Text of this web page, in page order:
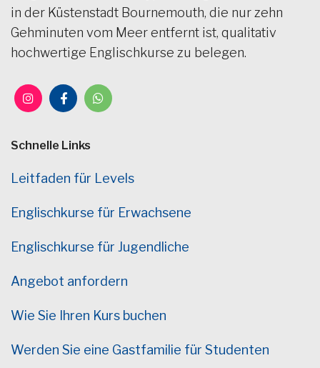
in der Küstenstadt Bournemouth, die nur zehn
Gehminuten vom Meer entfernt ist, qualitativ
hochwertige Englischkurse zu belegen.
Schnelle Links
Leitfaden für Levels
Englischkurse für Erwachsene
Englischkurse für Jugendliche
Angebot anfordern
Wie Sie Ihren Kurs buchen
Werden Sie eine Gastfamilie für Studenten